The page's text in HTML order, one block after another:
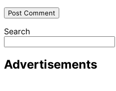
Search
Advertisements